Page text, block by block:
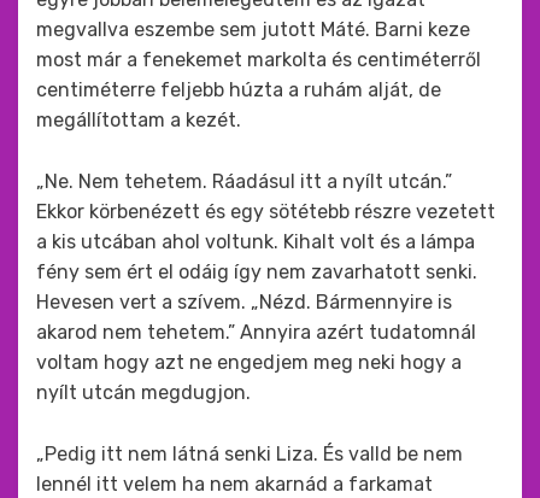
megvallva eszembe sem jutott Máté. Barni keze
most már a fenekemet markolta és centiméterről
centiméterre feljebb húzta a ruhám alját, de
megállítottam a kezét.
„Ne. Nem tehetem. Ráadásul itt a nyílt utcán.”
Ekkor körbenézett és egy sötétebb részre vezetett
a kis utcában ahol voltunk. Kihalt volt és a lámpa
fény sem ért el odáig így nem zavarhatott senki.
Hevesen vert a szívem. „Nézd. Bármennyire is
akarod nem tehetem.” Annyira azért tudatomnál
voltam hogy azt ne engedjem meg neki hogy a
nyílt utcán megdugjon.
„Pedig itt nem látná senki Liza. És valld be nem
lennél itt velem ha nem akarnád a farkamat